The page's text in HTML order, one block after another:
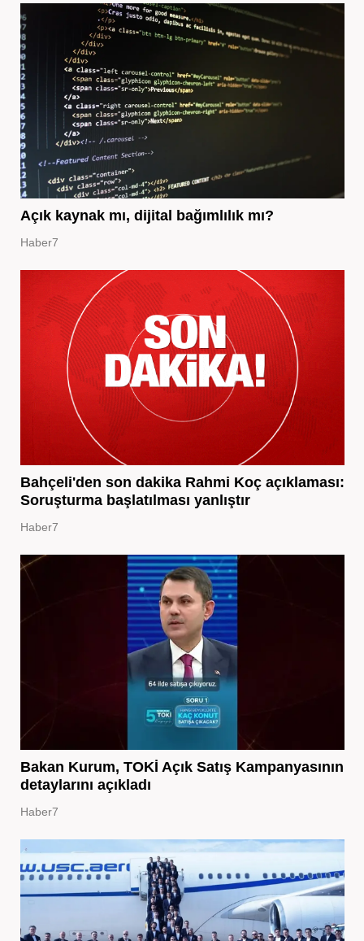
Açık kaynak mı, dijital bağımlılık mı?
Haber7
Bahçeli'den son dakika Rahmi Koç açıklaması:
Soruşturma başlatılması yanlıştır
Haber7
Bakan Kurum, TOKİ Açık Satış Kampanyasının
detaylarını açıkladı
Haber7